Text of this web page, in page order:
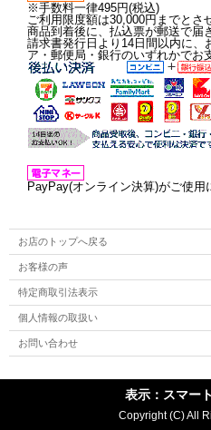
※手数料一律495円(税込)
ご利用限度額は30,000円までとさ
商品到着後に、払込票が郵送で届
請求書発行日より14日間以内に、
ア・郵便局・銀行のいずれかでお
PayPay(オンライン決算)がご使用
お店のトップへ戻る
お客様の声
特定商取引法表示
個人情報の取扱い
お問い合わせ
表示：スマー
Copyright (C) All